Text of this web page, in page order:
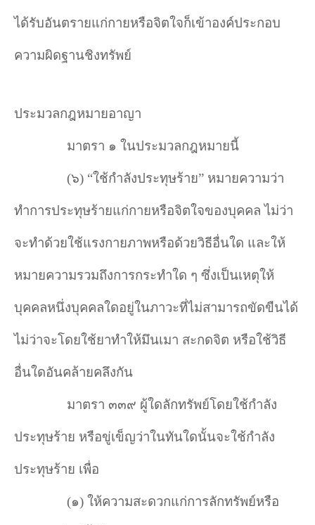
ได้รับอันตรายแก่กายหรือจิตใจก็เข้าองค์ประกอบ
ความผิดฐานชิงทรัพย์
ประมวลกฎหมายอาญา
มาตรา ๑ ในประมวลกฎหมายนี้
(๖) “ใช้กำลังประทุษร้าย” หมายความว่า
ทำการประทุษร้ายแก่กายหรือจิตใจของบุคคล ไม่ว่า
จะทำด้วยใช้แรงกายภาพหรือด้วยวิธีอื่นใด และให้
หมายความรวมถึงการกระทำใด ๆ ซึ่งเป็นเหตุให้
บุคคลหนึ่งบุคคลใดอยู่ในภาวะที่ไม่สามารถขัดขืนได้
ไม่ว่าจะโดยใช้ยาทำให้มึนเมา สะกดจิต หรือใช้วิธี
อื่นใดอันคล้ายคลึงกัน
มาตรา ๓๓๙ ผู้ใดลักทรัพย์โดยใช้กำลัง
ประทุษร้าย หรือขู่เข็ญว่าในทันใดนั้นจะใช้กำลัง
ประทุษร้าย เพื่อ
(๑) ให้ความสะดวกแก่การลักทรัพย์หรือ